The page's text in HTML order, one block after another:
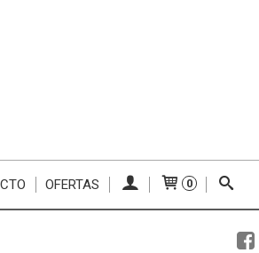
OFERTAS 0